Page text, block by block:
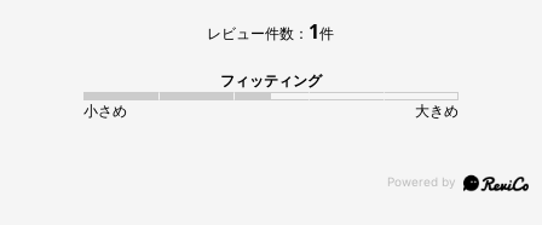
レビュー件数： 1件
フィッティング
小さめ
大きめ